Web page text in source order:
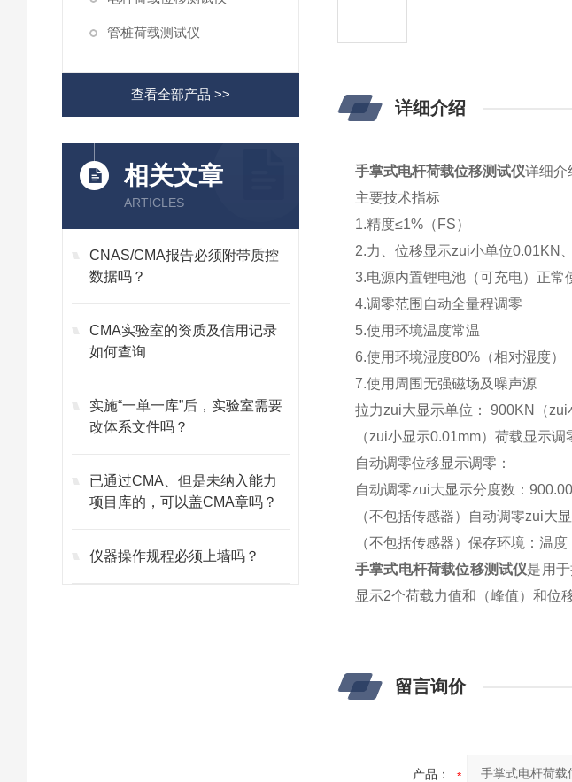
管桩荷载测试仪
查看全部产品 >>
相关文章
ARTICLES
CNAS/CMA报告必须附带质控
数据吗？
CMA实验室的资质及信用记录
如何查询
实施“一单一库”后，实验室需要
改体系文件吗？
已通过CMA、但是未纳入能力
项目库的，可以盖CMA章吗？
仪器操作规程必须上墙吗？
详细介绍
手掌式电杆荷载位移测试仪详细介
主要技术指标
1.精度≤1%（FS）
2.力、位移显示zui小单位0.01KN
3.电源内置锂电池（可充电）正常
4.调零范围自动全量程调零
5.使用环境温度常温
6.使用环境湿度80%（相对湿度）
7.使用周围无强磁场及噪声源
拉力zui大显示单位： 900KN（
（zui小显示0.01mm）荷载显示调
自动调零位移显示调零：
自动调零zui大显示分度数：
（不包括传感器）自动调零zui大
（不包括传感器）保存环境：温
手掌式电杆荷载位移测试仪是用
显示2个荷载力值和（峰值）和位
留言询价
产品：